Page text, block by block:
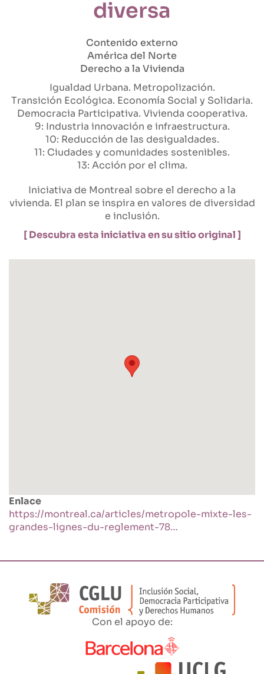
diversa
Contenido externo
América del Norte
Derecho a la Vivienda
Igualdad Urbana Metropolización
Transición Ecológica Economía Social y Solidaria
Democracia Participativa Vivienda cooperativa
9: Industria innovación e infraestructura
10: Reducción de las desigualdades
11: Ciudades y comunidades sostenibles
13: Acción por el clima
Iniciativa de Montreal sobre el derecho a la
vivienda. El plan se inspira en valores de diversidad
e inclusión.
[ Descubra esta iniciativa en su sitio original ]
Enlace
https://montreal.ca/articles/metropole-mixte-les-
grandes-lignes-du-reglement-78…
Con el apoyo de: